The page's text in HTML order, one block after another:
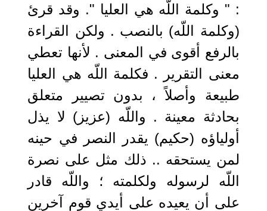
: " وكلمة اللّه هي العليا ". وقد قرئ
(وكلمة اللّه) بالنصب . ولكن القراءة
بالرفع أقوى في المعنى . لأنها تعطي
معنى التقرير . فكلمة اللّه هي العليا
طبيعة وأصلاً ، بدون تصيير متعلق
بحادثة معينة . واللّه (عزيز) لا يذل
أولياؤه (حكيم) يقدر النصر في حينه
لمن يستحقه .. ذلك مثل على نصرة
اللّه لرسوله ولكلمته ؛ واللّه قادر
على أن يعيده على أيدي قوم آخرين